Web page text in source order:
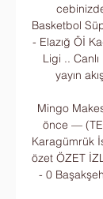
Basketbol
- Elazığ Öİ
Ligi .. Canlı
yayın
Mingo
önce —
Karagümrük
özet ÖZET
- 0